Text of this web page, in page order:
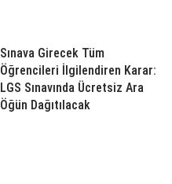
Sınava Girecek Tüm
Öğrencileri İlgilendiren Karar:
LGS Sınavında Ücretsiz Ara
Öğün Dağıtılacak